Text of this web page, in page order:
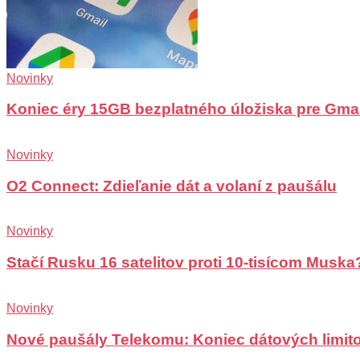
Novinky
Koniec éry 15GB bezplatného úložiska pre
Novinky
O2 Connect: Zdieľanie dát a volaní z paušálu
Novinky
Stačí Rusku 16 satelitov proti 10-tisícom
Novinky
Nové paušály Telekomu: Koniec dátových